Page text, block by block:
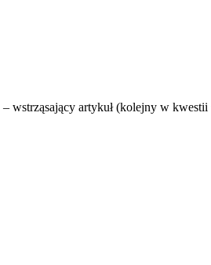
wstrząsający artykuł (kolejny w